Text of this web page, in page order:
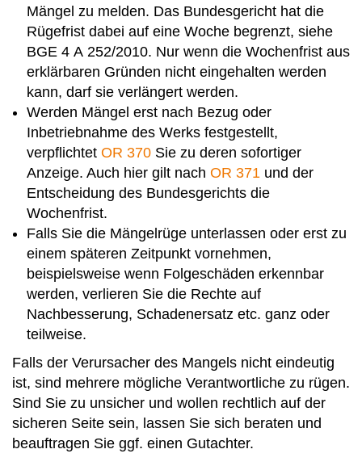
Mängel zu melden. Das Bundesgericht hat die
Rügefrist dabei auf eine Woche begrenzt, siehe
BGE 4 A 252/2010. Nur wenn die Wochenfrist aus
erklärbaren Gründen nicht eingehalten werden
kann, darf sie verlängert werden.
Werden Mängel erst nach Bezug oder
Inbetriebnahme des Werks festgestellt,
verpflichtet OR 370 Sie zu deren sofortiger
Anzeige. Auch hier gilt nach OR 371 und der
Entscheidung des Bundesgerichts die
Wochenfrist.
Falls Sie die Mängelrüge unterlassen oder erst zu
einem späteren Zeitpunkt vornehmen,
beispielsweise wenn Folgeschäden erkennbar
werden, verlieren Sie die Rechte auf
Nachbesserung, Schadenersatz etc. ganz oder
teilweise.
Falls der Verursacher des Mangels nicht eindeutig
ist, sind mehrere mögliche Verantwortliche zu rügen.
Sind Sie zu unsicher und wollen rechtlich auf der
sicheren Seite sein, lassen Sie sich beraten und
beauftragen Sie ggf. einen Gutachter.